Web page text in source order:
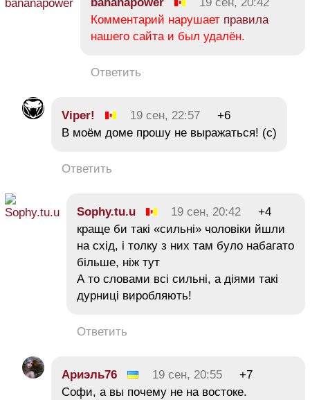
Комментарий нарушает правила
нашего сайта и был удалён.
Ответить
Viper! 19 сен, 22:57
+6
В моём доме прошу не выражаться! (с)
Ответить
Sophy.tu.u 19 сен, 20:42
+4
краще би такі «сильні» чоловіки йшли
на схід, і толку з них там було набагато
більше, ніж тут
А то словами всі сильні, а діями такі
дурниці виробляють!
Ответить
Ариэль76 19 сен, 20:55
+7
Софи, а вы почему не на востоке.